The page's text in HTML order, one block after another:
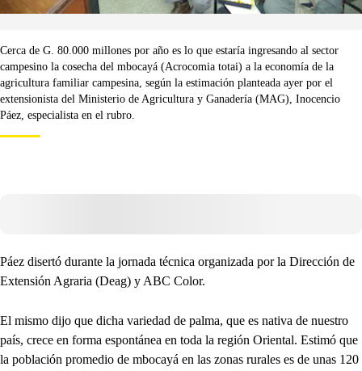
Cerca de G. 80.000 millones por año es lo que estaría ingresando al sector
campesino la cosecha del mbocayá (Acrocomia totai) a la economía de la
agricultura familiar campesina, según la estimación planteada ayer por el
extensionista del Ministerio de Agricultura y Ganadería (MAG), Inocencio
Páez, especialista en el rubro.
Páez disertó durante la jornada técnica organizada por la Dirección de
Extensión Agraria (Deag) y ABC Color.
El mismo dijo que dicha variedad de palma, que es nativa de nuestro
país, crece en forma espontánea en toda la región Oriental. Estimó que
la población promedio de mbocayá en las zonas rurales es de unas 120